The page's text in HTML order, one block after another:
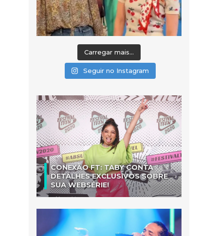
Carregar mais...
Seguir no Instagram
CONEXÃO FT: TABY CONTA
DETALHES EXCLUSIVOS SOBRE
SUA WEBSÉRIE!